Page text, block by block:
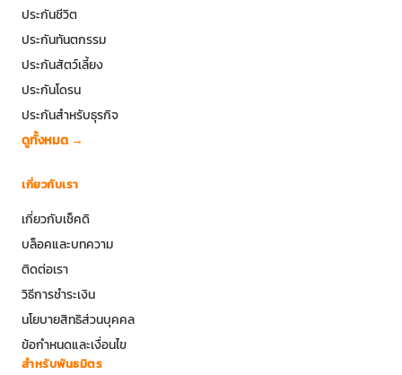
ประกันชีวิต
ประกันทันตกรรม
ประกันสัตว์เลี้ยง
ประกันโดรน
ประกันสำหรับธุรกิจ
ดูทั้งหมด →
เกี่ยวกับเรา
เกี่ยวกับเช็คดิ
บล็อคและบทความ
ติดต่อเรา
วิธีการชำระเงิน
นโยบายสิทธิส่วนบุคคล
ข้อกำหนดและเงื่อนไข
สำหรับพันธมิตร